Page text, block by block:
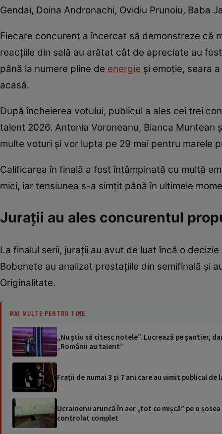
Gendai, Doina Andronachi, Ovidiu Prunoiu, Baba
Fiecare concurent a încercat să demonstreze că
reacțiile din sală au arătat cât de apreciate au
până la numere pline de energie și emoție, seara
acasă.
După încheierea votului, publicul a ales cei trei
talent 2026. Antonia Voroneanu, Bianca
multe voturi și vor lupta pe 29 mai pentru marele
Calificarea în finală a fost întâmpinată cu multă
mici, iar tensiunea s-a simțit până în ultimele
Jurații au ales concurentul
La finalul serii, jurații au avut de luat încă o
Bobonete au analizat prestațiile din semifinală și
Originalitate.
MAI MULTE PENTRU TINE
„Nu știu să citesc notele”. Lucrează pe șantier,
„Românii au talent”
Frații de numai 3 și 7 ani care au uimit publicul
Ucrainenii aruncă în aer „tot ce mișcă” pe o
controlat complet